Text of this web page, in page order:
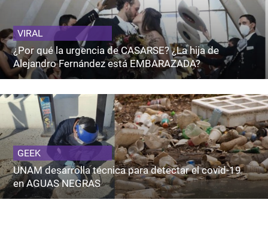
VIRAL
¿Por qué la urgencia de CASARSE? ¿La hija de
Alejandro Fernández está EMBARAZADA?
GEEK
UNAM desarrolla técnica para detectar el covid-19
en AGUAS NEGRAS